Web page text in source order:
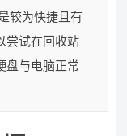
较为快捷且有
尝试在回收站
盘与电脑正常